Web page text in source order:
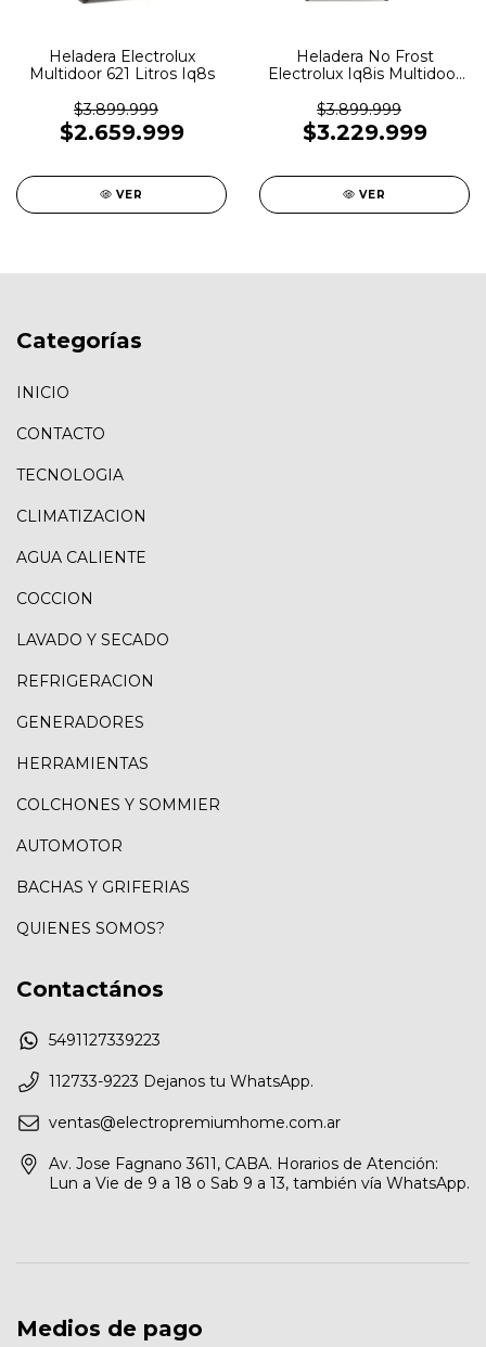
Heladera Electrolux
Multidoor 621 Litros Iq8s
$3.899.999
$2.659.999
VER
Heladera No Frost
Electrolux Iq8is Multidoor
$3.899.999
$3.229.999
VER
Categorías
INICIO
CONTACTO
TECNOLOGIA
CLIMATIZACION
AGUA CALIENTE
COCCION
LAVADO Y SECADO
REFRIGERACION
GENERADORES
HERRAMIENTAS
COLCHONES Y SOMMIER
AUTOMOTOR
BACHAS Y GRIFERIAS
QUIENES SOMOS?
Contactános
5491127339223
112733-9223 Dejanos tu WhatsApp.
ventas@electropremiumhome.com.ar
Av. Jose Fagnano 3611, CABA. Horarios de Atención:
Lun a Vie de 9 a 18 o Sab 9 a 13, también vía WhatsApp.
Medios de pago